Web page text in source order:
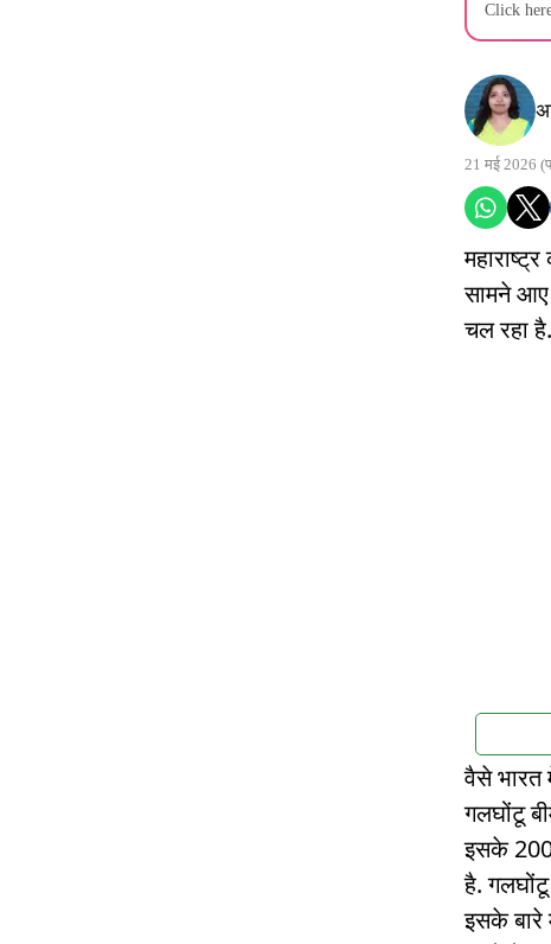
Click
21 मई 2026
सामने आए
चल रहा
वैसे भारत
गलघोंटू
इसके 200
है. गलघोंटू
इसके बारे